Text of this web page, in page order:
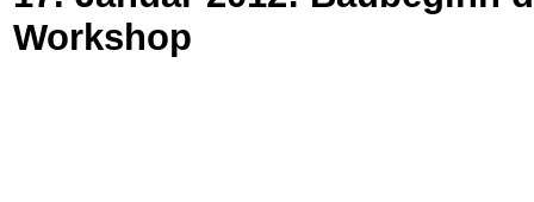
Workshop